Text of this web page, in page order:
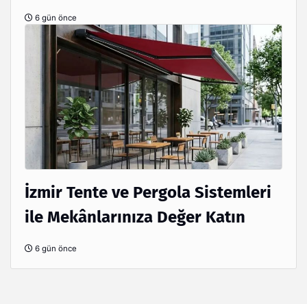
6 gün önce
İzmir Tente ve Pergola Sistemleri
ile Mekânlarınıza Değer Katın
6 gün önce